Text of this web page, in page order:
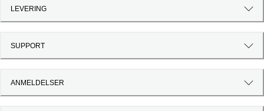
LEVERING
SUPPORT
ANMELDELSER